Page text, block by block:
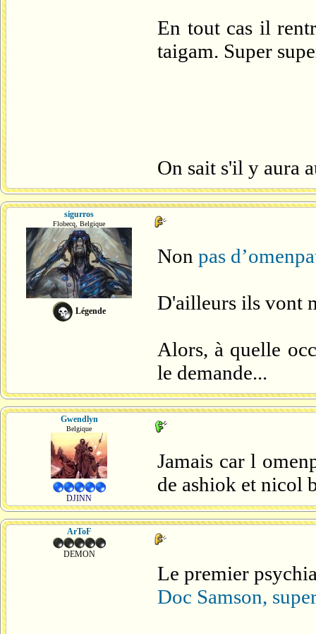
En tout cas il
taigam. Super
On sait s'il y aura
sigurros
Flobecq, Belgique
Légende
Non pas
D'ailleurs ils vont
Alors, à quelle
le demande...
Gwendlyn
Belgique
DJINN
Jamais car l
de ashiok et nicol
ArToF
DEMON
Le premier
Doc Samson,